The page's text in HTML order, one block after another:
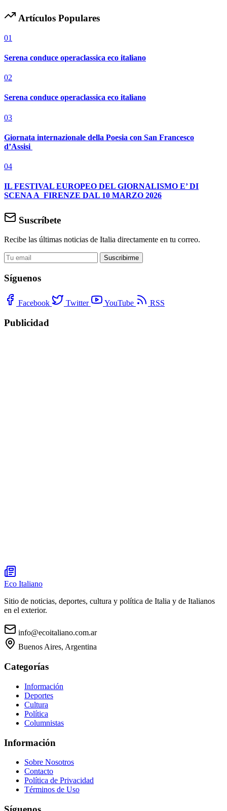
Artículos Populares
01
Serena conduce operaclassica eco italiano
02
Serena conduce operaclassica eco italiano
03
Giornata internazionale della Poesia con San Francesco
d’Assisi
04
IL FESTIVAL EUROPEO DEL GIORNALISMO E’ DI
SCENA A FIRENZE DAL 10 MARZO 2026
Suscríbete
Recibe las últimas noticias de Italia directamente en tu correo.
Suscribirme
Síguenos
Facebook Twitter YouTube RSS
Publicidad
Eco Italiano
Sitio de noticias, deportes, cultura y política de Italia y de Italianos
en el exterior.
info@ecoitaliano.com.ar
Buenos Aires, Argentina
Categorías
Información
Deportes
Cultura
Política
Columnistas
Información
Sobre Nosotros
Contacto
Política de Privacidad
Términos de Uso